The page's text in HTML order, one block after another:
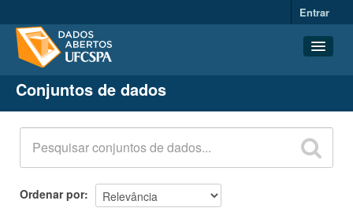
Entrar
Conjuntos de dados
Organizações
Grupos
Sobre
Conjuntos de dados
Ordenar por